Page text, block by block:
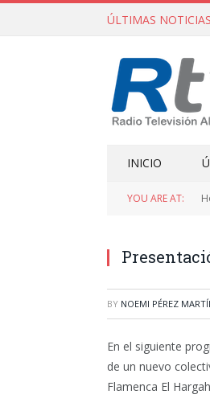
ÚLTIMAS NOTICIAS
INICIO
YOU ARE AT:
BY NOEMI PÉREZ
En el siguiente
de un nuevo
Flamenca El